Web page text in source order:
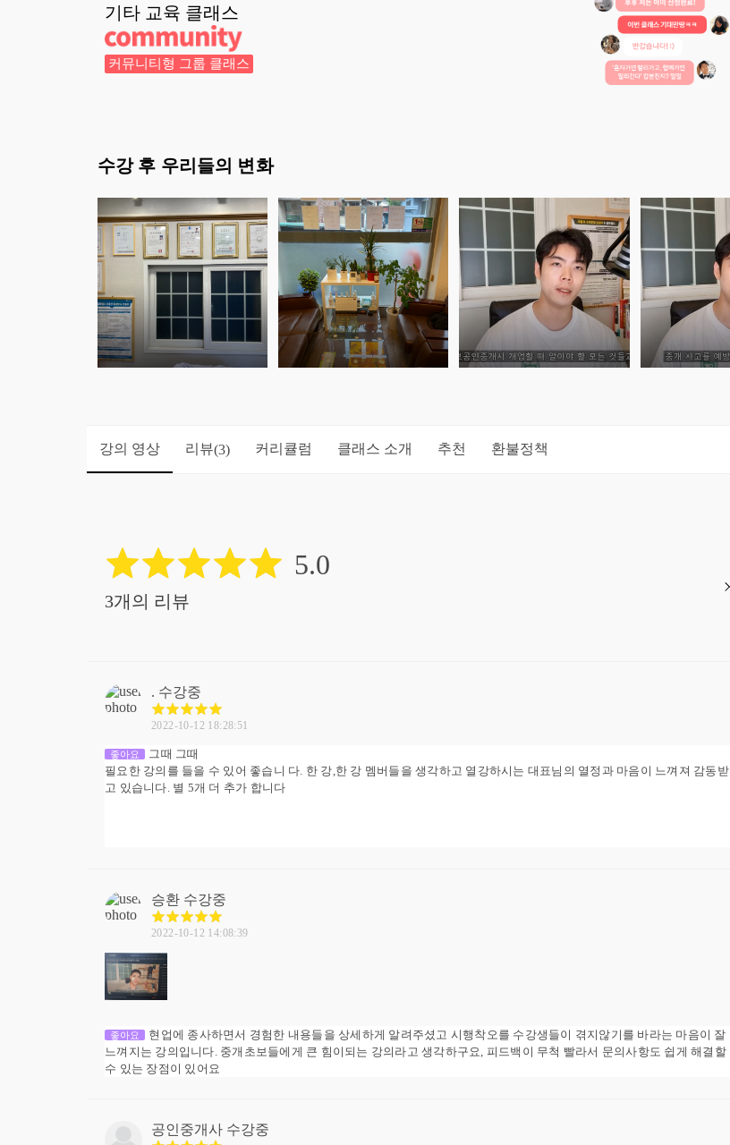
기타 교육 클래스
커뮤니티형 그룹 클래스
수강 후 우리들의 변화
강의 영상 리뷰(3) 커리큘럼 클래스 소개 추천 환불정책
5.0
3개의 리뷰
. 수강중
2022-10-12 18:28:51
좋아요
그때 그때
필요한 강의를 들을 수 있어 좋습니 다. 한 강,한 강 멤버들을 생각하고 열강하시는 대표님의 열정과 마음이 느껴져 감동받
고 있습니다. 별 5개 더 추가 합니다
승환 수강중
2022-10-12 14:08:39
좋아요
현업에 종사하면서 경험한 내용들을 상세하게 알려주셨고 시행착오를 수강생들이 겪지않기를 바라는 마음이 잘
느껴지는 강의입니다. 중개초보들에게 큰 힘이되는 강의라고 생각하구요, 피드백이 무척 빨라서 문의사항도 쉽게 해결할
수 있는 장점이 있어요
공인중개사 수강중